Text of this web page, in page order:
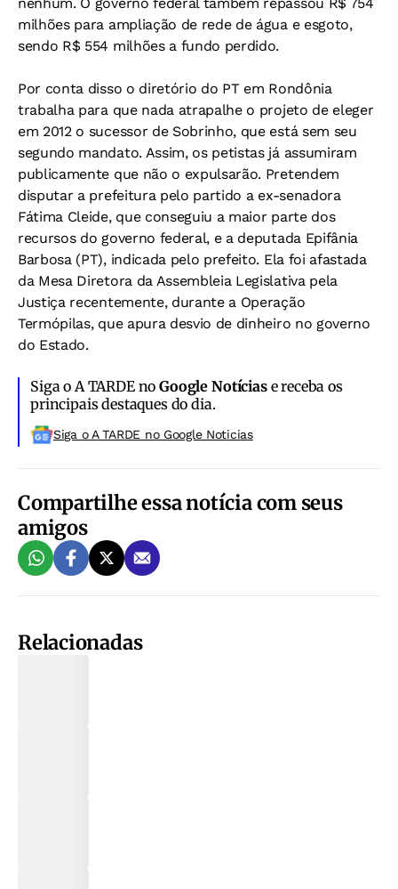
milhões para ampliação de rede de água e esgoto,
sendo R$ 554 milhões a fundo perdido.
Por conta disso o diretório do PT em Rondônia
trabalha para que nada atrapalhe o projeto de eleger
em 2012 o sucessor de Sobrinho, que está sem seu
segundo mandato. Assim, os petistas já assumiram
publicamente que não o expulsarão. Pretendem
disputar a prefeitura pelo partido a ex-senadora
Fátima Cleide, que conseguiu a maior parte dos
recursos do governo federal, e a deputada Epifânia
Barbosa (PT), indicada pelo prefeito. Ela foi afastada
da Mesa Diretora da Assembleia Legislativa pela
Justiça recentemente, durante a Operação
Termópilas, que apura desvio de dinheiro no governo
do Estado.
Siga o A TARDE noGoogle Notíciase receba os
principais destaques do dia.
Siga o A TARDE no Google Noticias
Compartilhe essa notícia com seus
amigos
Relacionadas